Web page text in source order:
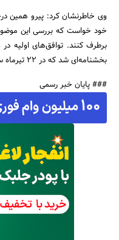
وی خاطرنشان کرد: پیرو همین
خود خواست که بررسی این
برطرف کنند. توافق‌های اولیه
بخشنامه‌ای شد که در 22 تیرماه سال جاری ابلاغ شده است.
### پایان خبر رسمی